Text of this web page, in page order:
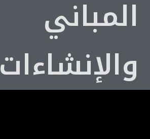
المباني
والإنشاءات